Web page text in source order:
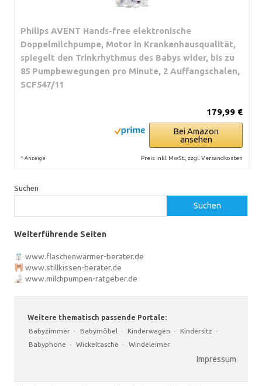
Philips AVENT Hands-free elektronische
Doppelmilchpumpe, Motor in Krankenhausqualität,
spiegelt den Trinkrhythmus des Babys wider, bis zu
85 Pumpbewegungen pro Minute, 2 Auffangschalen,
SCF547/11
179,99 €
Bei Amazon
ansehen
* Anzeige Preis inkl. MwSt., zzgl. Versandkosten
Suchen
Suchen
Weiterführende Seiten
www.flaschenwärmer-berater.de
www.stillkissen-berater.de
www.milchpumpen-ratgeber.de
Weitere thematisch passende Portale:
Babyzimmer · Babymöbel · Kinderwagen · Kindersitz ·
Babyphone · Wickeltasche · Windeleimer
Impressum